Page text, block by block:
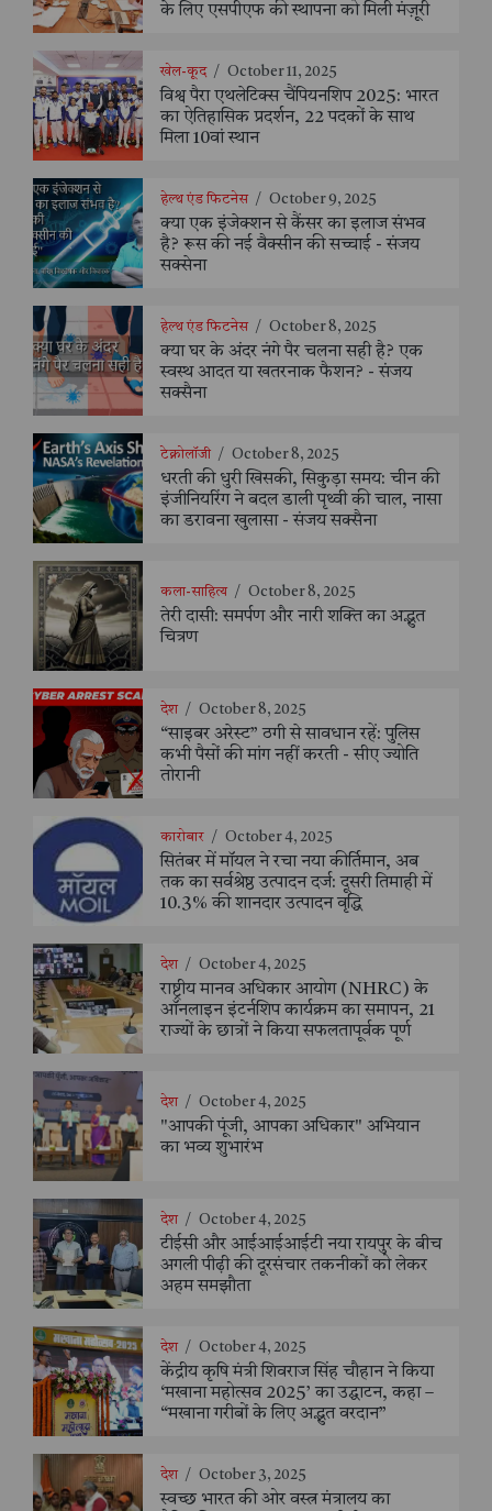
के लिए एसपीएफ की स्थापना को मिली मंज़ूरी
खेल-कूद / October 11, 2025
विश्व पैरा एथलेटिक्स चैंपियनशिप 2025: भारत
का ऐतिहासिक प्रदर्शन, 22 पदकों के साथ
मिला 10वां स्थान
हेल्थ एंड फिटनेस / October 9, 2025
क्या एक इंजेक्शन से कैंसर का इलाज संभव
है? रूस की नई वैक्सीन की सच्चाई - संजय
सक्सेना
हेल्थ एंड फिटनेस / October 8, 2025
क्या घर के अंदर नंगे पैर चलना सही है? एक
स्वस्थ आदत या खतरनाक फैशन? - संजय
सक्सैना
टेक्नोलॉजी / October 8, 2025
धरती की धुरी खिसकी, सिकुड़ा समय: चीन की
इंजीनियरिंग ने बदल डाली पृथ्वी की चाल, नासा
का डरावना खुलासा - संजय सक्सैना
कला-साहित्य / October 8, 2025
तेरी दासी: समर्पण और नारी शक्ति का अद्भुत
चित्रण
देश / October 8, 2025
“साइबर अरेस्ट” ठगी से सावधान रहें: पुलिस
कभी पैसों की मांग नहीं करती - सीए ज्योति
तोरानी
कारोबार / October 4, 2025
सितंबर में मॉयल ने रचा नया कीर्तिमान, अब
तक का सर्वश्रेष्ठ उत्पादन दर्ज: दूसरी तिमाही में
10.3% की शानदार उत्पादन वृद्धि
देश / October 4, 2025
राष्ट्रीय मानव अधिकार आयोग (NHRC) के
ऑनलाइन इंटर्नशिप कार्यक्रम का समापन, 21
राज्यों के छात्रों ने किया सफलतापूर्वक पूर्ण
देश / October 4, 2025
"आपकी पूंजी, आपका अधिकार" अभियान
का भव्य शुभारंभ
देश / October 4, 2025
टीईसी और आईआईआईटी नया रायपुर के बीच
अगली पीढ़ी की दूरसंचार तकनीकों को लेकर
अहम समझौता
देश / October 4, 2025
केंद्रीय कृषि मंत्री शिवराज सिंह चौहान ने किया
‘मखाना महोत्सव 2025’ का उद्घाटन, कहा –
“मखाना गरीबों के लिए अद्भुत वरदान”
देश / October 3, 2025
स्वच्छ भारत की ओर वस्त्र मंत्रालय का